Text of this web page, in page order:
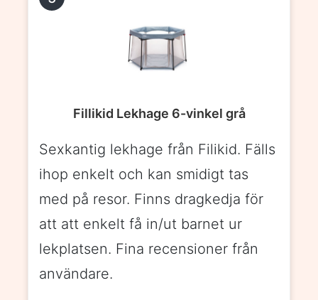
Fillikid Lekhage 6-vinkel grå
Sexkantig lekhage från Filikid. Fälls
ihop enkelt och kan smidigt tas
med på resor. Finns dragkedja för
att att enkelt få in/ut barnet ur
lekplatsen. Fina recensioner från
användare.